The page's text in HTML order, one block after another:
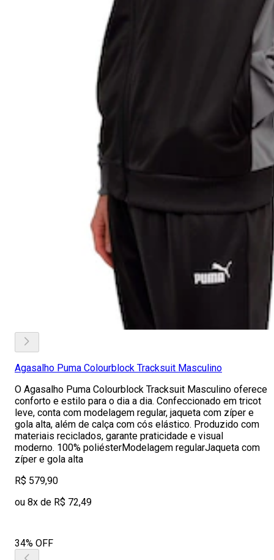
Agasalho Puma Colourblock Tracksuit Masculino
O Agasalho Puma Colourblock Tracksuit Masculino oferece
conforto e estilo para o dia a dia. Confeccionado em tricot
leve, conta com modelagem regular, jaqueta com zíper e
gola alta, além de calça com cós elástico. Produzido com
materiais reciclados, garante praticidade e visual
moderno. 100% poliésterModelagem regularJaqueta com
zíper e gola alta
R$ 579,90
ou 8x de R$ 72,49
34% OFF